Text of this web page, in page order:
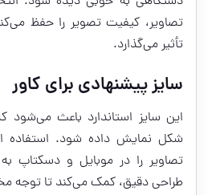
تصاویر، کیفیت تصویر را حفظ
تأثیر می‌گذارد.
سایز پیشنهادی برای کاور
این سایز استاندارد باعث می‌شود
شکل نمایش داده شود. استفاده
تصاویر را در موبایل و دسکتاپ
طراحی دقیق، کمک می‌کند تا توجه